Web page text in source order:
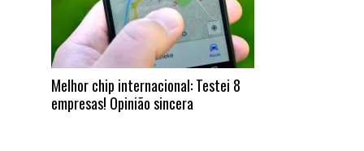
Melhor chip internacional: Testei 8
empresas! Opinião sincera